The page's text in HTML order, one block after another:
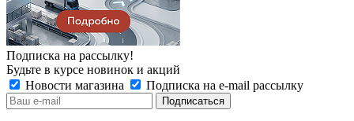
Подписка на рассылку!
Будьте в курсе новинок и акций
Новости магазина
Подписка на e-mail рассылку